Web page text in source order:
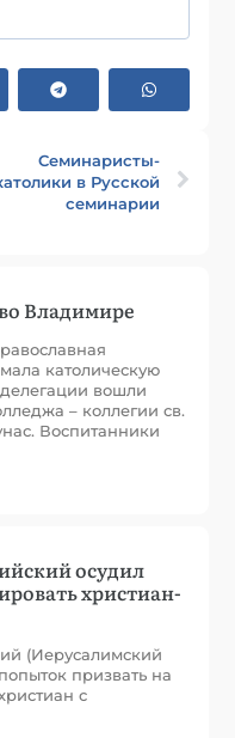
Семинаристы-
в Русской
семинарии
Владимире
католическую
вошли
– коллегии св.
Воспитанники
осудил
христиан-
(Иерусалимский
призвать на
с